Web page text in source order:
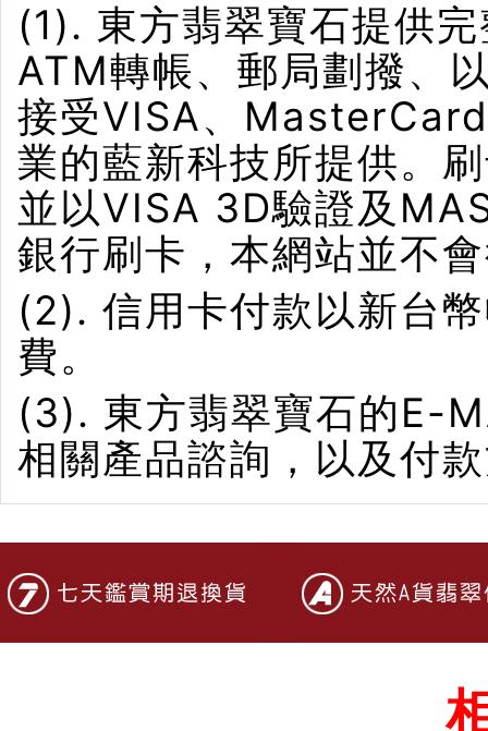
(1). 東方翡翠寶石提供
ATM轉帳、郵局劃撥、
接受VISA、
業的藍新科技所提供。
並以VISA 3D驗證及
銀行刷卡，本網站並不
(2). 信用卡付款以新台
費。
(3). 東方翡翠寶石的E-
相關產品諮詢，以及付